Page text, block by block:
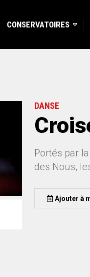
CONSERVATOIRES
DANSE
Portés par
des Nous,
Ajouter à